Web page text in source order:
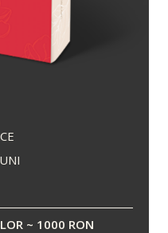
~ 1000 RON